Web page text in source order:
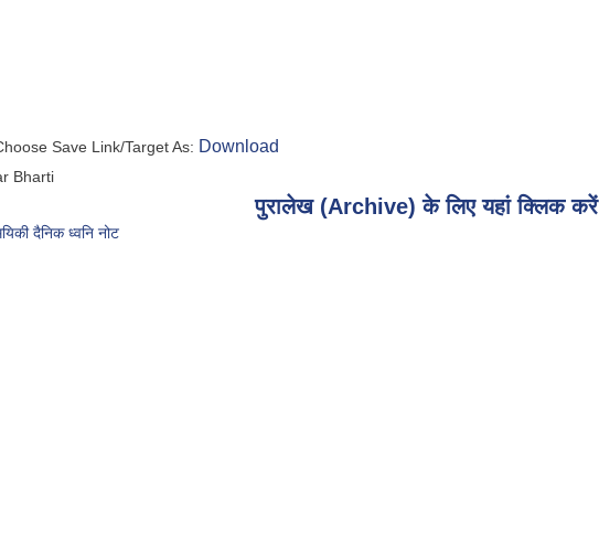
Save Link/Target As: Download
Bharti
पुरालेख (Archive) के लिए यहां क्लिक करें
दैनिक ध्वनि नोट